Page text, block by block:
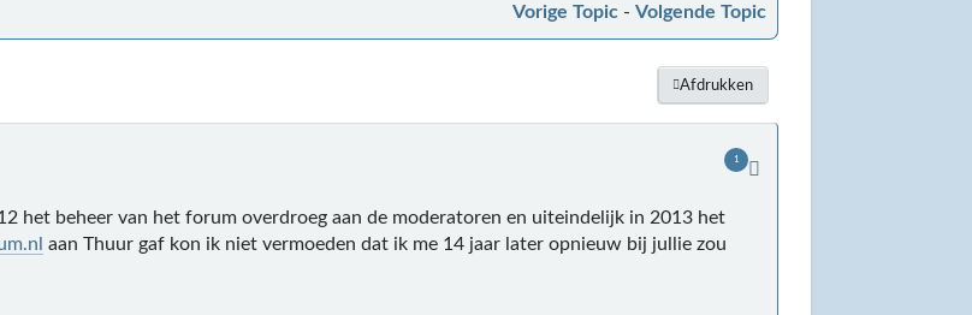
Vorige Topic- Volgende Topic
Afdrukken
het beheer van het forum overdroeg aan de moderatoren en uiteindelijk in 2013 het
aan Thuur gaf kon ik niet vermoeden dat ik me 14 jaar later opnieuw bij jullie zou
1